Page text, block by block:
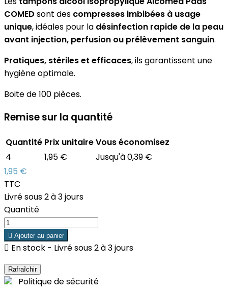
COMED sont des compresses imbibées à usage
unique, idéales pour la désinfection rapide de la peau
avant injection, perfusion ou prélèvement sanguin.
Pratiques, stériles et efficaces, ils garantissent une
hygiène optimale.
Boite de 100 pièces.
Remise sur la quantité
Quantité Prix unitaireVous économisez
4
1,95 €
Jusqu'à 0,39 €
1,95 €
TTC
Livré sous 2 à 3 jours
Quantité
 Ajouter au panier
 En stock - Livré sous 2 à 3 jours
Politique de sécurité